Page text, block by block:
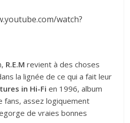
watch?
R.E.M revient à des choses
la lignée de ce qui a fait leur
in Hi-Fi en 1996, album
fans, assez logiquement
de vraies bonnes